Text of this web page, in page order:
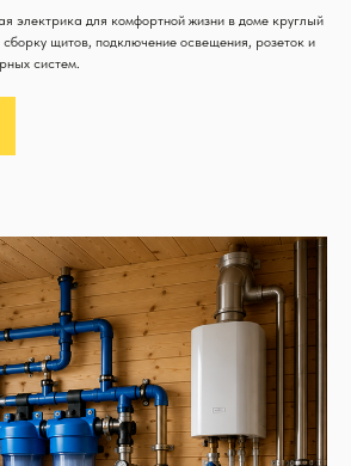
электрика для комфортной жизни в доме круглый
щитов, подключение освещения, розеток и
систем.